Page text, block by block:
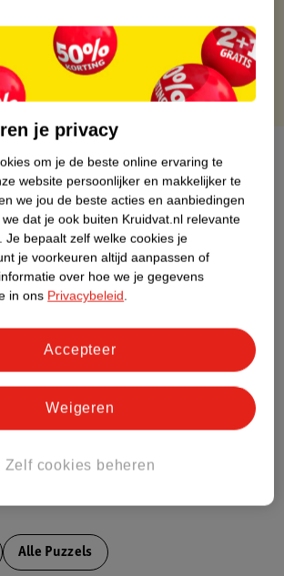
je Kruidvat kaart
Dit product heeft (nog) geen Nature
Impact Score.
Meer informatie
Alle Puzzels
je privacy
om je de beste online ervaring te
website persoonlijker en makkelijker te
we jou de beste acties en aanbiedingen
dat je ook buiten Kruidvat.nl relevante
Je bepaalt zelf welke cookies je
je voorkeuren altijd aanpassen of
over hoe we je gegevens
in ons Privacybeleid.
Zelf cookies beheren
Weigeren
Accepteer